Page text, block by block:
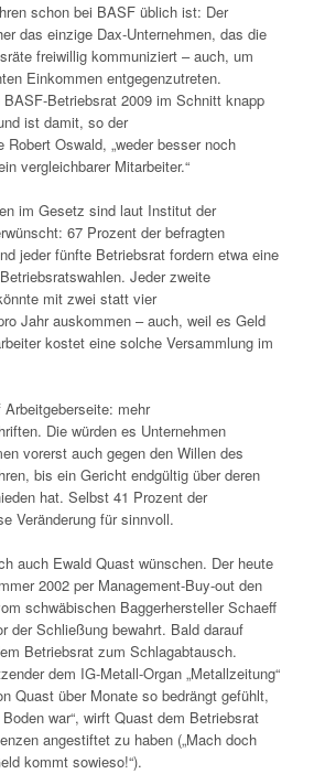
schon bei BASF üblich ist: Der
das einzige Dax-Unternehmen, das die
freiwillig kommuniziert – auch, um
Einkommen entgegenzutreten.
Betriebsrat 2009 im Schnitt knapp
ist damit, so der
Oswald, „weder besser noch
vergleichbarer Mitarbeiter.“
im Gesetz sind laut Institut der
67 Prozent der befragten
jeder fünfte Betriebsrat fordern etwa eine
Jeder zweite
mit zwei statt vier
Jahr auskommen – auch, weil es Geld
kostet eine solche Versammlung im
mehr
Die würden es Unternehmen
vorerst auch gegen den Willen des
bis ein Gericht endgültig über deren
hat. Selbst 41 Prozent der
Veränderung für sinnvoll.
auch Ewald Quast wünschen. Der heute
2002 per Management-Buy-out den
schwäbischen Baggerhersteller Schaeff
der Schließung bewahrt. Bald darauf
Betriebsrat zum Schlagabtausch.
dem IG-Metall-Organ „Metallzeitung“
Quast über Monate so bedrängt gefühlt,
war“, wirft Quast dem Betriebsrat
angestiftet zu haben („Mach doch
kommt sowieso!“).